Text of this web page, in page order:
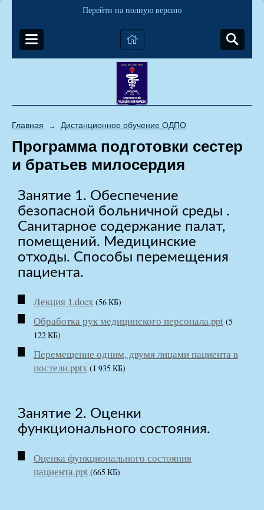
Перейти на полную версию
Главная → Дистанционное обучение ОДПО
Программа подготовки сестер
и братьев милосердия
Занятие 1. Обеспечение
безопасной больничной среды .
Санитарное содержание палат,
помещений. Медицинские
отходы. Способы перемещения
пациента.
Лекция 1.docx (56 КБ)
Обработка рук медицинского персонала.ppt (5
122 КБ)
Перемещение одним, двумя лицами пациента в
постели.pptx (1 935 КБ)
Занятие 2. Оценки
функционального состояния.
Оценка функционального состояния
пациента.ppt (665 КБ)